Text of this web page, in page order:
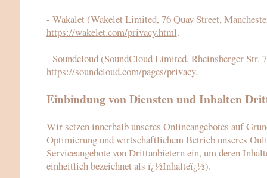
- Wakalet (Wakelet Limited, 76 Quay Street,
https://wakelet.com/privacy.html.
- Soundcloud (SoundCloud Limited, Rheinsberger
https://soundcloud.com/pages/privacy.
Einbindung von Diensten und Inhalten
Wir setzen innerhalb unseres Onlineangebotes auf
Optimierung und wirtschaftlichem Betrieb unseres
Serviceangebote von Drittanbietern ein, um deren
einheitlich bezeichnet als ï¿½Inhalteï¿½).